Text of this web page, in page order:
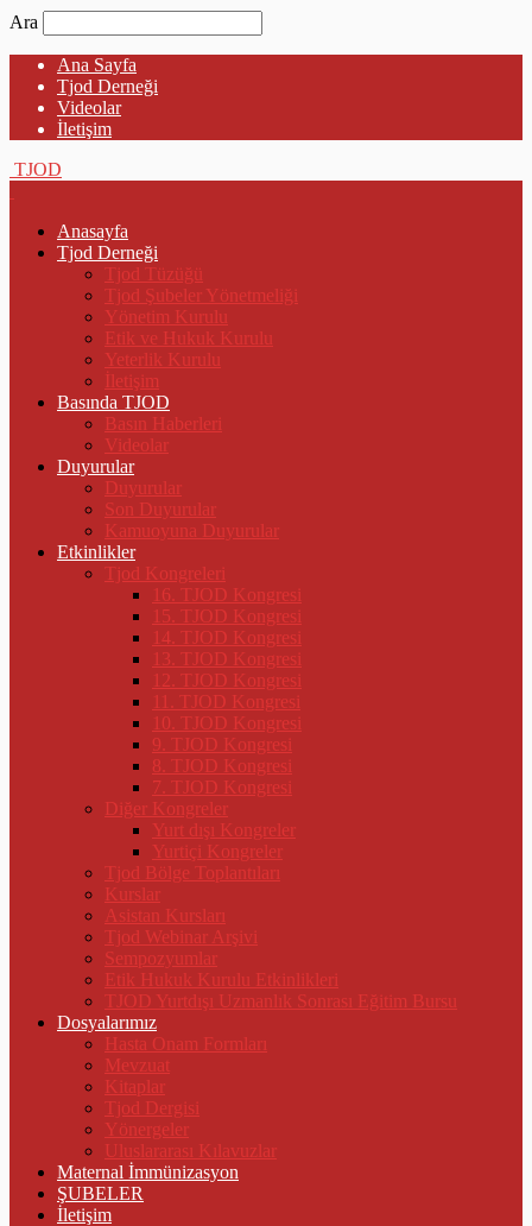
Ara
Ana Sayfa
Tjod Derneği
Videolar
İletişim
TJOD
Anasayfa
Tjod Derneği
Tjod Tüzüğü
Tjod Şubeler Yönetmeliği
Yönetim Kurulu
Etik ve Hukuk Kurulu
Yeterlik Kurulu
İletişim
Basında TJOD
Basın Haberleri
Videolar
Duyurular
Duyurular
Son Duyurular
Kamuoyuna Duyurular
Etkinlikler
Tjod Kongreleri
16. TJOD Kongresi
15. TJOD Kongresi
14. TJOD Kongresi
13. TJOD Kongresi
12. TJOD Kongresi
11. TJOD Kongresi
10. TJOD Kongresi
9. TJOD Kongresi
8. TJOD Kongresi
7. TJOD Kongresi
Diğer Kongreler
Yurt dışı Kongreler
Yurtiçi Kongreler
Tjod Bölge Toplantıları
Kurslar
Asistan Kursları
Tjod Webinar Arşivi
Sempozyumlar
Etik Hukuk Kurulu Etkinlikleri
TJOD Yurtdışı Uzmanlık Sonrası Eğitim Bursu
Dosyalarımız
Hasta Onam Formları
Mevzuat
Kitaplar
Tjod Dergisi
Yönergeler
Uluslararası Kılavuzlar
Maternal İmmünizasyon
ŞUBELER
İletişim